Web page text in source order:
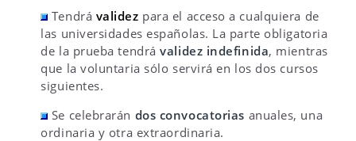
Tendrá validez para el acceso a cualquiera de
las universidades españolas. La parte obligatoria
de la prueba tendrávalidez indefinida, mientras
que la voluntaria sólo servirá en los dos cursos
siguientes.
Se celebrarán dos convocatorias anuales, una
ordinaria y otra extraordinaria.